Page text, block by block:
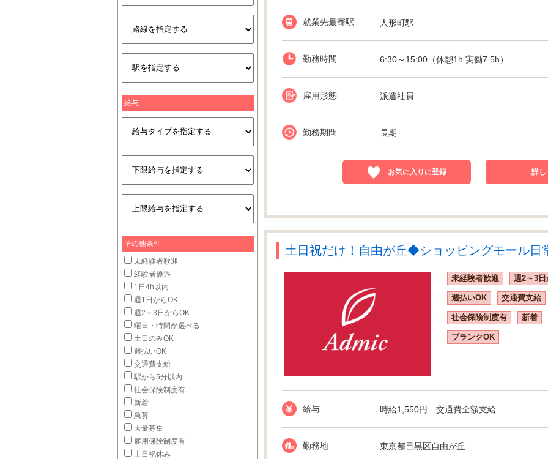
就業先最寄駅 人形町駅
勤務時間 6:30～15:00（休憩1h 実働7.5h）
雇用形態 派遣社員
勤務期間 長期
お気に入りに登録 詳し
土日祝だけ！自由が丘◆ショッピングモール日
未経験者歓迎 週2～3
週払いOK 交通費支給
社会保険制度有 新着
ブランクOK
給与 時給1,550円 交通費全額支給
勤務地 東京都目黒区自由が丘
給与
その他条件
未経験者歓迎
経験者優遇
1日4h以内
週1日からOK
週2～3日からOK
曜日・時間が選べる
土日のみOK
週払いOK
交通費支給
駅から5分以内
社会保険制度有
新着
急募
大量募集
雇用保険制度有
土日祝休み